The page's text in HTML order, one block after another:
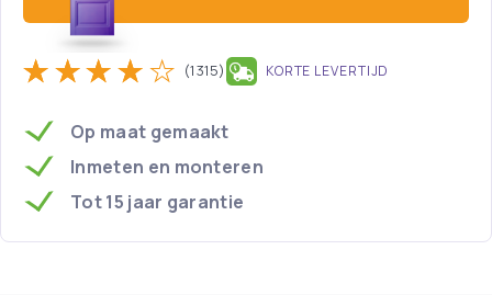
(1315) KORTE LEVERTIJD
Op maat gemaakt
Inmeten en monteren
Tot 15 jaar garantie